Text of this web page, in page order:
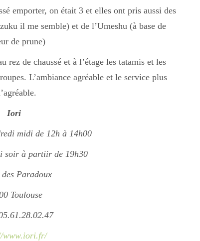
emporter, on était 3 et elles ont pris aussi des
il me semble) et de l’Umeshu (à base de
de prune)
de chaussé et à l’étage les tatamis et les
L’ambiance agréable et le service plus
Iori
midi de 12h à 14h00
soir à partiir de 19h30
Paradoux
Toulouse
www.iori.fr/